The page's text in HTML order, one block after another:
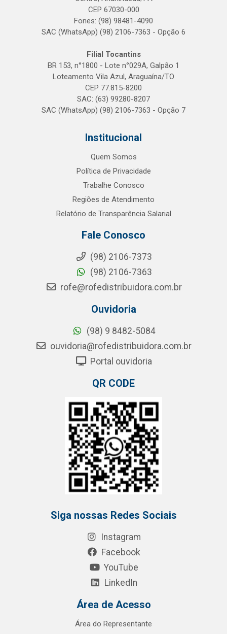
CEP 67030-000
Fones: (98) 98481-4090
SAC (WhatsApp) (98) 2106-7363 - Opção 6
Filial Tocantins
BR 153, n°1800 - Lote n°029A, Galpão 1
Loteamento Vila Azul, Araguaína/TO
CEP 77.815-8200
SAC: (63) 99280-8207
SAC (WhatsApp) (98) 2106-7363 - Opção 7
Institucional
Quem Somos
Política de Privacidade
Trabalhe Conosco
Regiões de Atendimento
Relatório de Transparência Salarial
Fale Conosco
(98) 2106-7373
(98) 2106-7363
rofe@rofedistribuidora.com.br
Ouvidoria
(98) 9 8482-5084
ouvidoria@rofedistribuidora.com.br
Portal ouvidoria
QR CODE
Siga nossas Redes Sociais
Instagram
Facebook
YouTube
LinkedIn
Área de Acesso
Área do Representante